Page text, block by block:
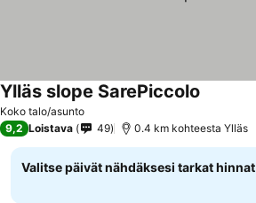
Koko talo/asunto
Ylläs slope SarePiccolo
9,2 Loistava 49 0.4 km kohteesta Ylläs
Valitse päivät nähdäksesi tarkat hinnat